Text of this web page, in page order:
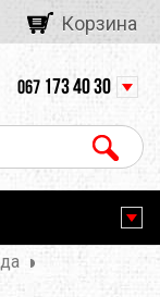
Корзина
067 173 40 30